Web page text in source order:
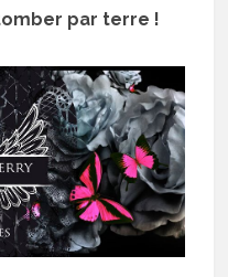
par terre !